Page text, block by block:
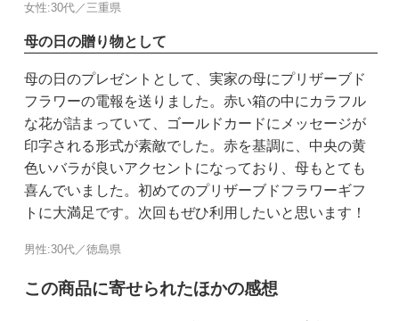
女性:30代／三重県
母の日の贈り物として
母の日のプレゼントとして、実家の母にプリザーブド
フラワーの電報を送りました。赤い箱の中にカラフル
な花が詰まっていて、ゴールドカードにメッセージが
印字される形式が素敵でした。赤を基調に、中央の黄
色いバラが良いアクセントになっており、母もとても
喜んでいました。初めてのプリザーブドフラワーギフ
トに大満足です。次回もぜひ利用したいと思います！
男性:30代／徳島県
この商品に寄せられたほかの感想